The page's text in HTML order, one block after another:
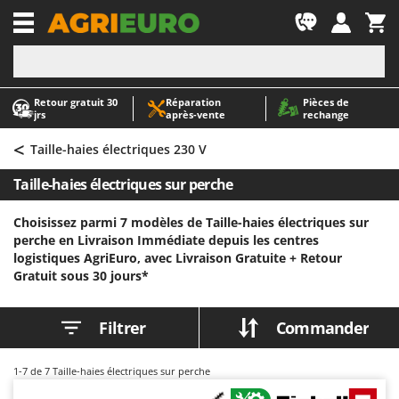
Retour gratuit 30
jrs
Réparation
après‑vente
Pièces de
rechange
-1
A
Abris de jardin
Accessoires pour tracteurs tondeuses autoportés
Aérateurs Scarificateurs pour gazon
Arracheuses de pommes de terre pour tracteur
Aspirateurs - Balais Électriques
Aspirateurs à cendres
Aspirateurs à feuilles sur roues
Aspirateurs de piscine
Aspirateurs Multifonctions
Atomiseurs pour traitements
A
AgriEuro Premium
AgriEuro TOP-LINE
AGT
Aima
Airmec
AL-KO
ALA 2000
Alce
< Taille-haies électriques 230 V
Taille-haies électriques sur perche
Choisissez parmi 7 modèles de Taille-haies électriques sur
perche en Livraison Immédiate depuis les centres
logistiques AgriEuro, avec Livraison Gratuite + Retour
Gratuit sous 30 jours*
Filtrer Commander
1-7 de 7 Taille-haies électriques sur perche